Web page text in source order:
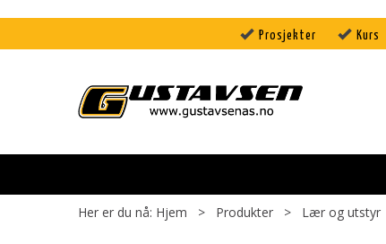
Prosjekter Kurs
Her er du nå: Hjem > Produkter > Lær og utstyr